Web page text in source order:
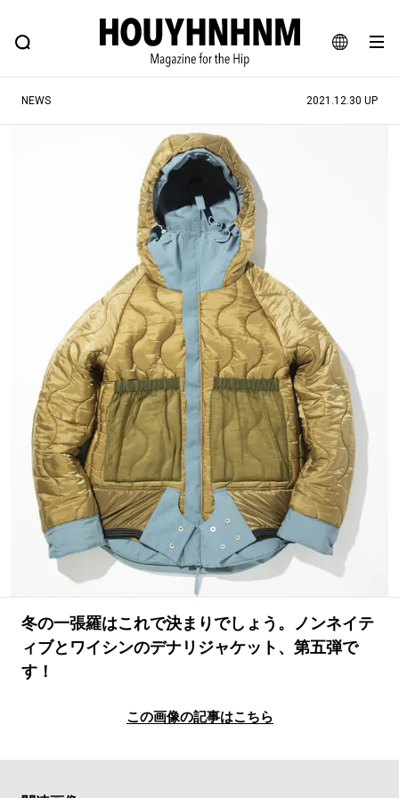
JA
EN
FEATURE BLOG SNAP
ヒップなファッション、カルチャー、ライフスタイルWEBマガジン
#SHOPPING ADDICT #憧れの逸品
#ESSENTIAL DESIGNS #古着サミット
#NEW VINTAGE #マイナーグッド図鑑
#路地裏てぃーん。 #MONTHLY JOURNAL
#GH 銘品の所以 #フイナムのYouTube
#Commune H #FOCUS IT #AH.H
#ととけん #FASHION #MUSIC #MOVIE
#LIFESTYLE #SNEAKER #OUTDOOR
#SPORTS #HANDSOME HANDBOOK
NEWS 2021.12.30 UP
冬の一張羅はこれで決まりでしょう。ノンネイテ
ィブとワイシンのデナリジャケット、第五弾で
す！
この画像の記事はこちら